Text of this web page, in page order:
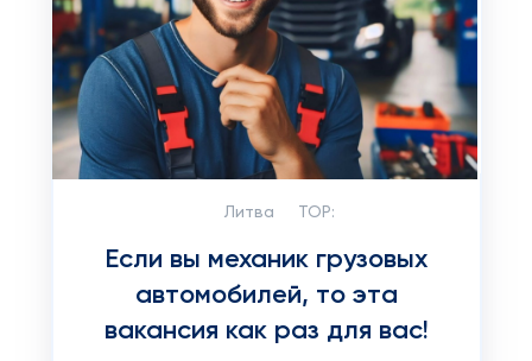
Литва TOP:
Если вы механик грузовых
автомобилей, то эта
вакансия как раз для вас!